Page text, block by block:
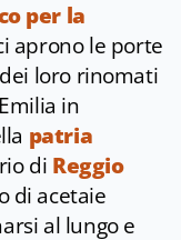
per la
aprono le porte
loro rinomati
in
patria
di Reggio
di acetaie
al lungo e